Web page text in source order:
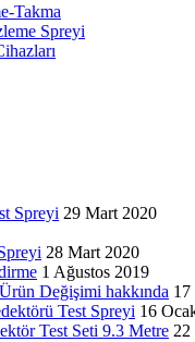
Takma
Spreyi
Spreyi 29 Mart 2020
28 Mart 2020
1 Ağustos 2019
Değişimi hakkında 17
Test Spreyi 16
Test Seti 9.3 Metre